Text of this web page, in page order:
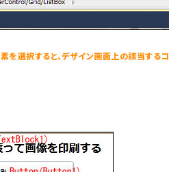
選択すると、デザイン画面上の該当する